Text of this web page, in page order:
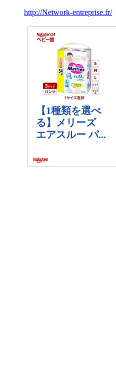
http://Network-entreprise.fr/